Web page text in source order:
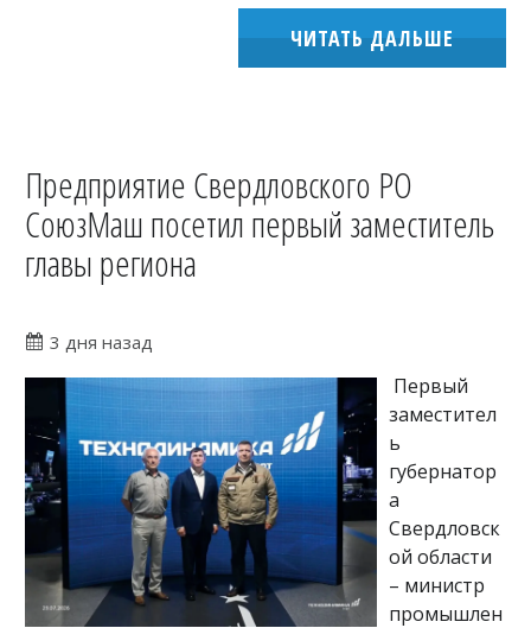
ЧИТАТЬ ДАЛЬШЕ
Предприятие Свердловского РО
СоюзМаш посетил первый заместитель
главы региона
3 дня назад
Первый
заместител
ь
губернатор
а
Свердловск
ой области
– министр
промышлен